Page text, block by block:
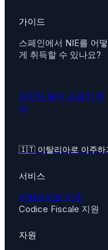
가이드
스페인에서 NIE를 어떻
게 취득할 수 있나요?
이민자 필수 스페인 문
서
🇮🇹 이탈리아로 이주하
서비스
이탈리아로 이주
Codice Fiscale 지원
자원